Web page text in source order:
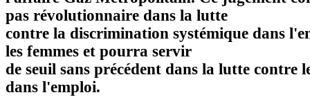
pas révolutionnaire dans la lutte
contre la discrimination systémique dans
les femmes et pourra servir
de seuil sans précédent dans la lutte contre
dans l'emploi.